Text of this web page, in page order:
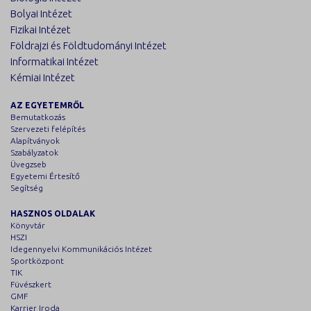
Bolyai Intézet
Fizikai Intézet
Földrajzi és Földtudományi Intézet
Informatikai Intézet
Kémiai Intézet
AZ EGYETEMRŐL
Bemutatkozás
Szervezeti felépítés
Alapítványok
Szabályzatok
Üvegzseb
Egyetemi Értesítő
Segítség
HASZNOS OLDALAK
Könyvtár
HSZI
Idegennyelvi Kommunikációs Intézet
Sportközpont
TIK
Füvészkert
GMF
Karrier Iroda